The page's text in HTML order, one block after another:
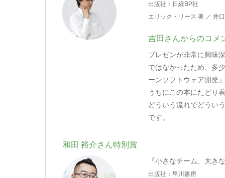
出版社：日経BP社
エリック・リース 著 ／ 井
吉田さんからのコメ
プレゼンが非常に興味
ではなかったため、多
ーンソフトウェア開発
うちにこの本にたどり
どういう流れでどうい
です。
和田 裕介さん特別賞
『小さなチーム、大き
出版社：早川書房